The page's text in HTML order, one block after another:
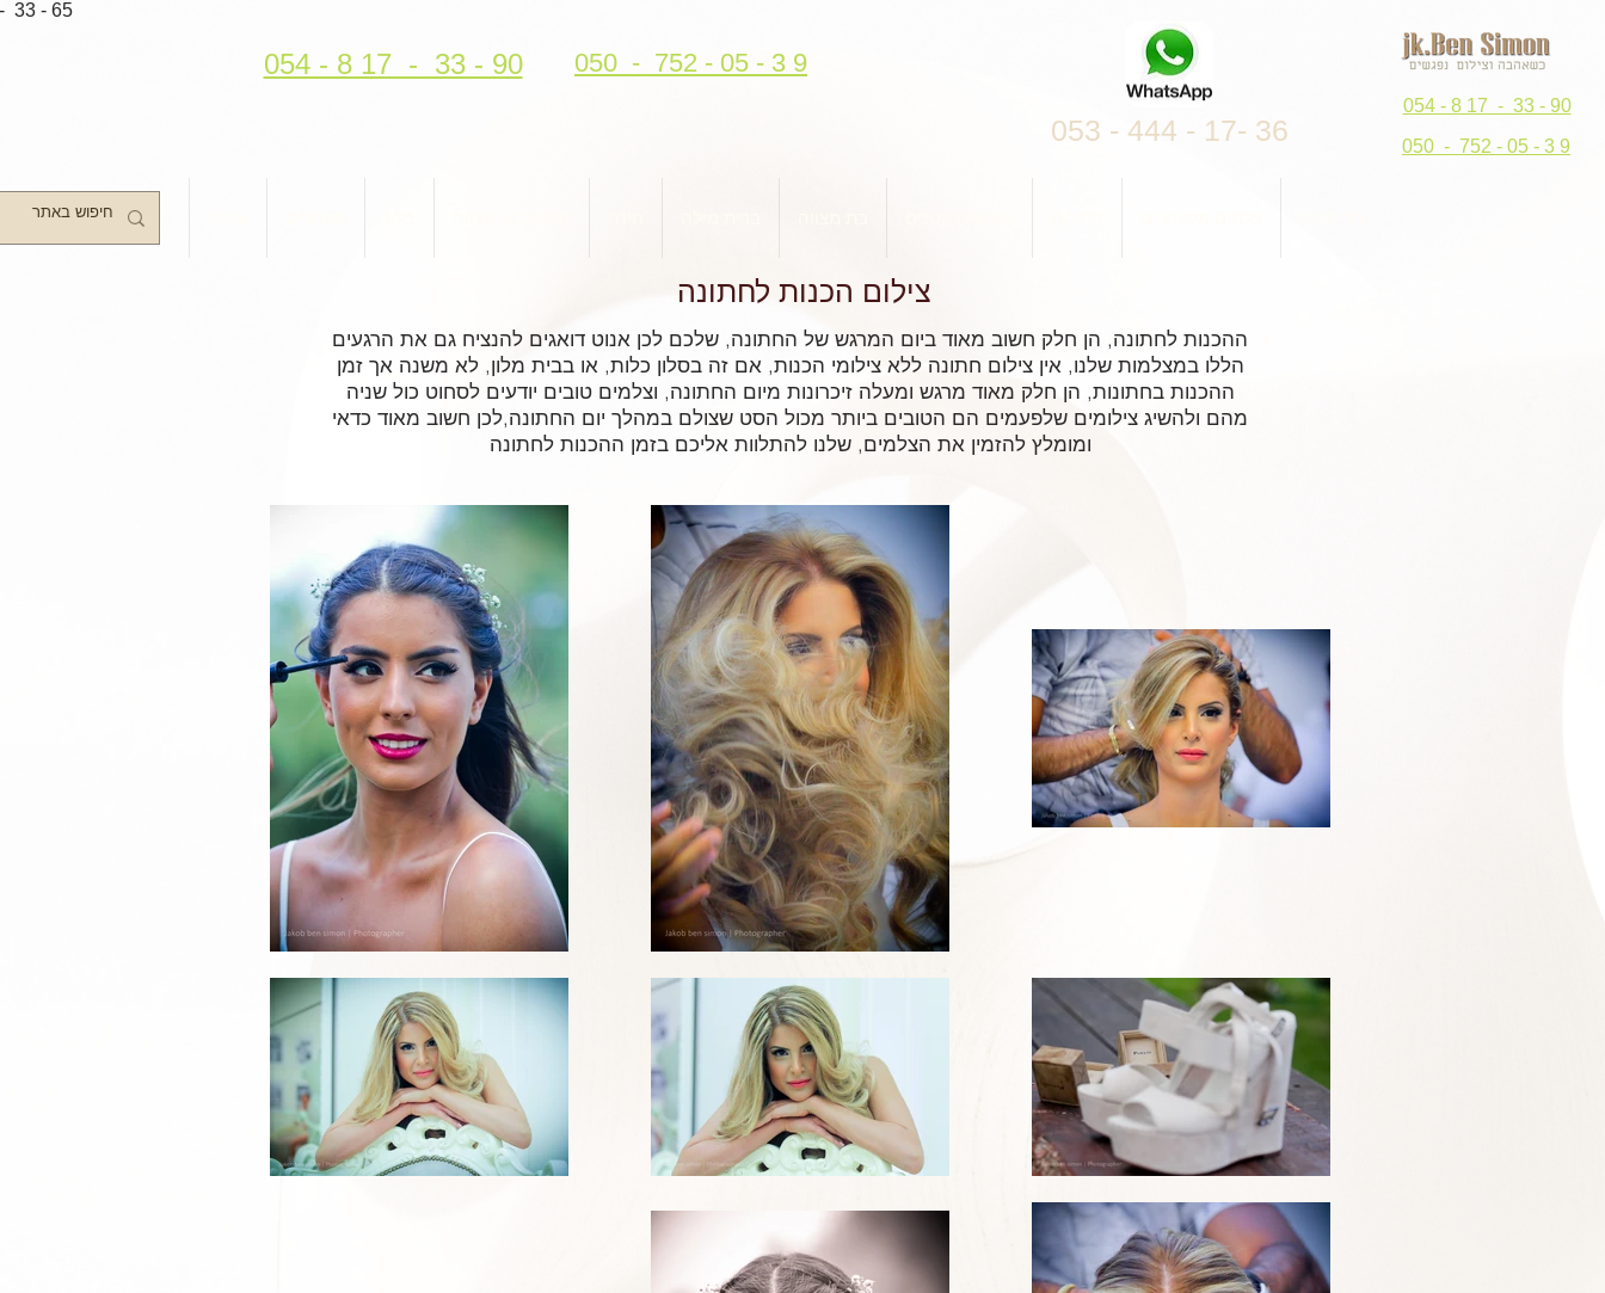
33 - 65
054 - 8 17 - 33 - 90 050 - 752 - 05 - 3 9
053 - 444 - 17- 36
054 - 8 17 - 33 - 90
050 - 752 - 05 - 3 9
ההכנות לחתונה, הן חלק חשוב מאוד ביום המרגש של החתונה, שלכם לכן אנוט דואגים להנציח גם את הרגעים
הללו במצלמות שלנו, אין צילום חתונה ללא צילומי הכנות, אם זה בסלון כלות, או בבית מלון, לא משנה אך זמן
ההכנות בחתונות, הן חלק מאוד מרגש ומעלה זיכרונות מיום החתונה, וצלמים טובים יודעים לסחוט כול שניה
מהם ולהשיג צילומים שלפעמים הם הטובים ביותר מכול הסט שצולם במהלך יום החתונה,לכן חשוב מאוד כדאי
ומומלץ להזמין את הצלמים, שלנו להתלוות אליכם בזמן ההכנות לחתונה